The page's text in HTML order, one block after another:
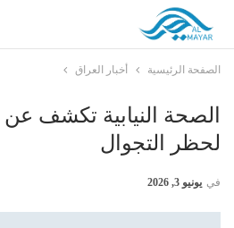
الصفحة الرئيسية أخبار العراق
الصحة النيابية تكشف عن
لحظر التجوال
في يونيو 3, 2026